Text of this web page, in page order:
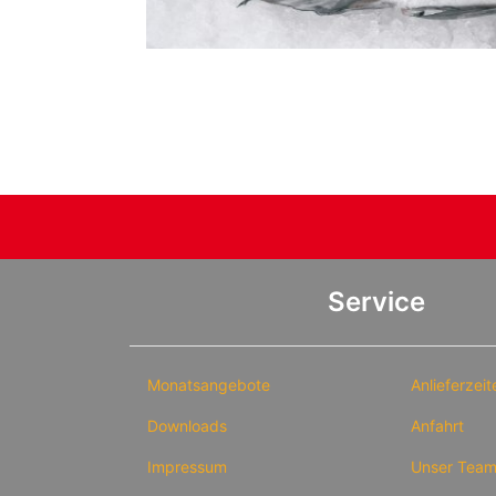
Service
Monatsangebote
Downloads
Impressum
Anfahrt
Unser Team